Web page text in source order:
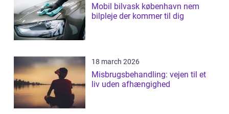
Mobil bilvask københavn nem
bilpleje der kommer til dig
18 march 2026
Misbrugsbehandling: vejen til et
liv uden afhængighed